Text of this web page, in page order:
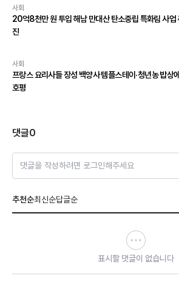
사회
20억8천만 원 투입 해남 만대산 탄소중립 특화림 사업
진
사회
프랑스 요리사들 장성 백양사 템플스테이·청년농 밥상에
호평
댓글0
댓글을 작성하려면 로그인해주세요
추천순최신순답글순
표시할 댓글이 없습니다